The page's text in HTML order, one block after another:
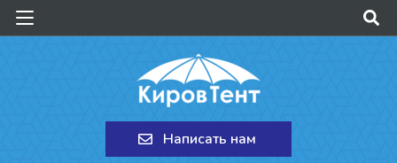
Написать нам